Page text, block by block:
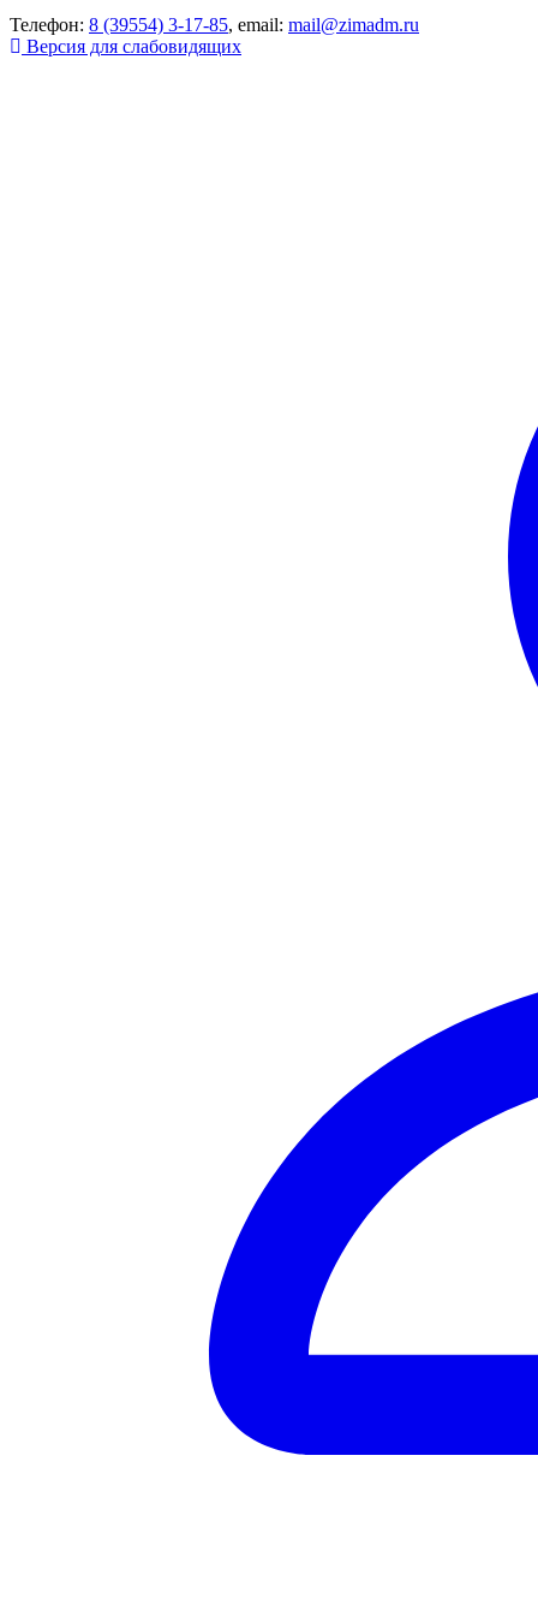
Телефон: 8 (39554) 3-17-85, email: mail@zimadm.ru
Версия для слабовидящих